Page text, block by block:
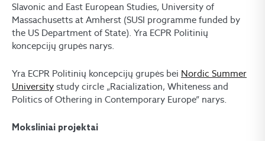
Slavonic and East European Studies, University of
Massachusetts at Amherst (SUSI programme funded by
the US Department of State). Yra ECPR Politinių
koncepcijų grupės narys.
Yra ECPR Politinių koncepcijų grupės bei Nordic Summer
University study circle „Racialization, Whiteness and
Politics of Othering in Contemporary Europe” narys.
Moksliniai projektai